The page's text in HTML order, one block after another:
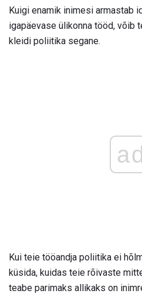
Kuigi enamik inimesi armastab
igapäevase ülikonna tööd, võib
kleidi poliitika segane.
Kui teie tööandja poliitika ei
küsida, kuidas teie rõivaste
teabe parimaks allikaks on